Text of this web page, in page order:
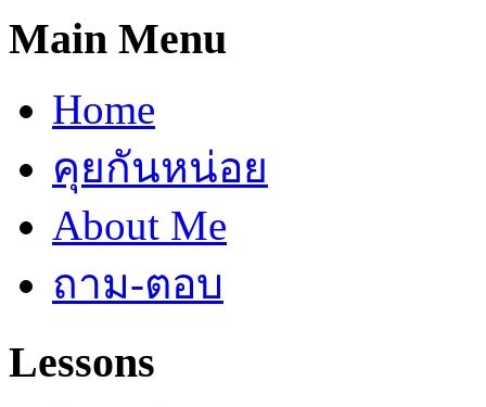
Main Menu
Home
คุยกันหน่อย
About Me
ถาม-ตอบ
Lessons